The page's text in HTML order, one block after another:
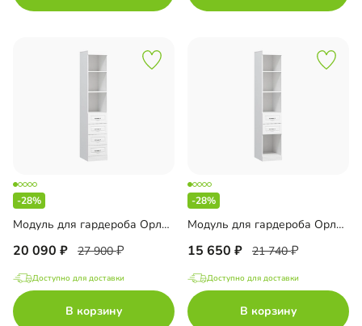
-28%
Модуль для гардероба Орлеан-3
20 090 27 900
Доступно для доставки
В корзину
-28%
Модуль для гардероба Орлеан-4
15 650 21 740
Доступно для доставки
В корзину